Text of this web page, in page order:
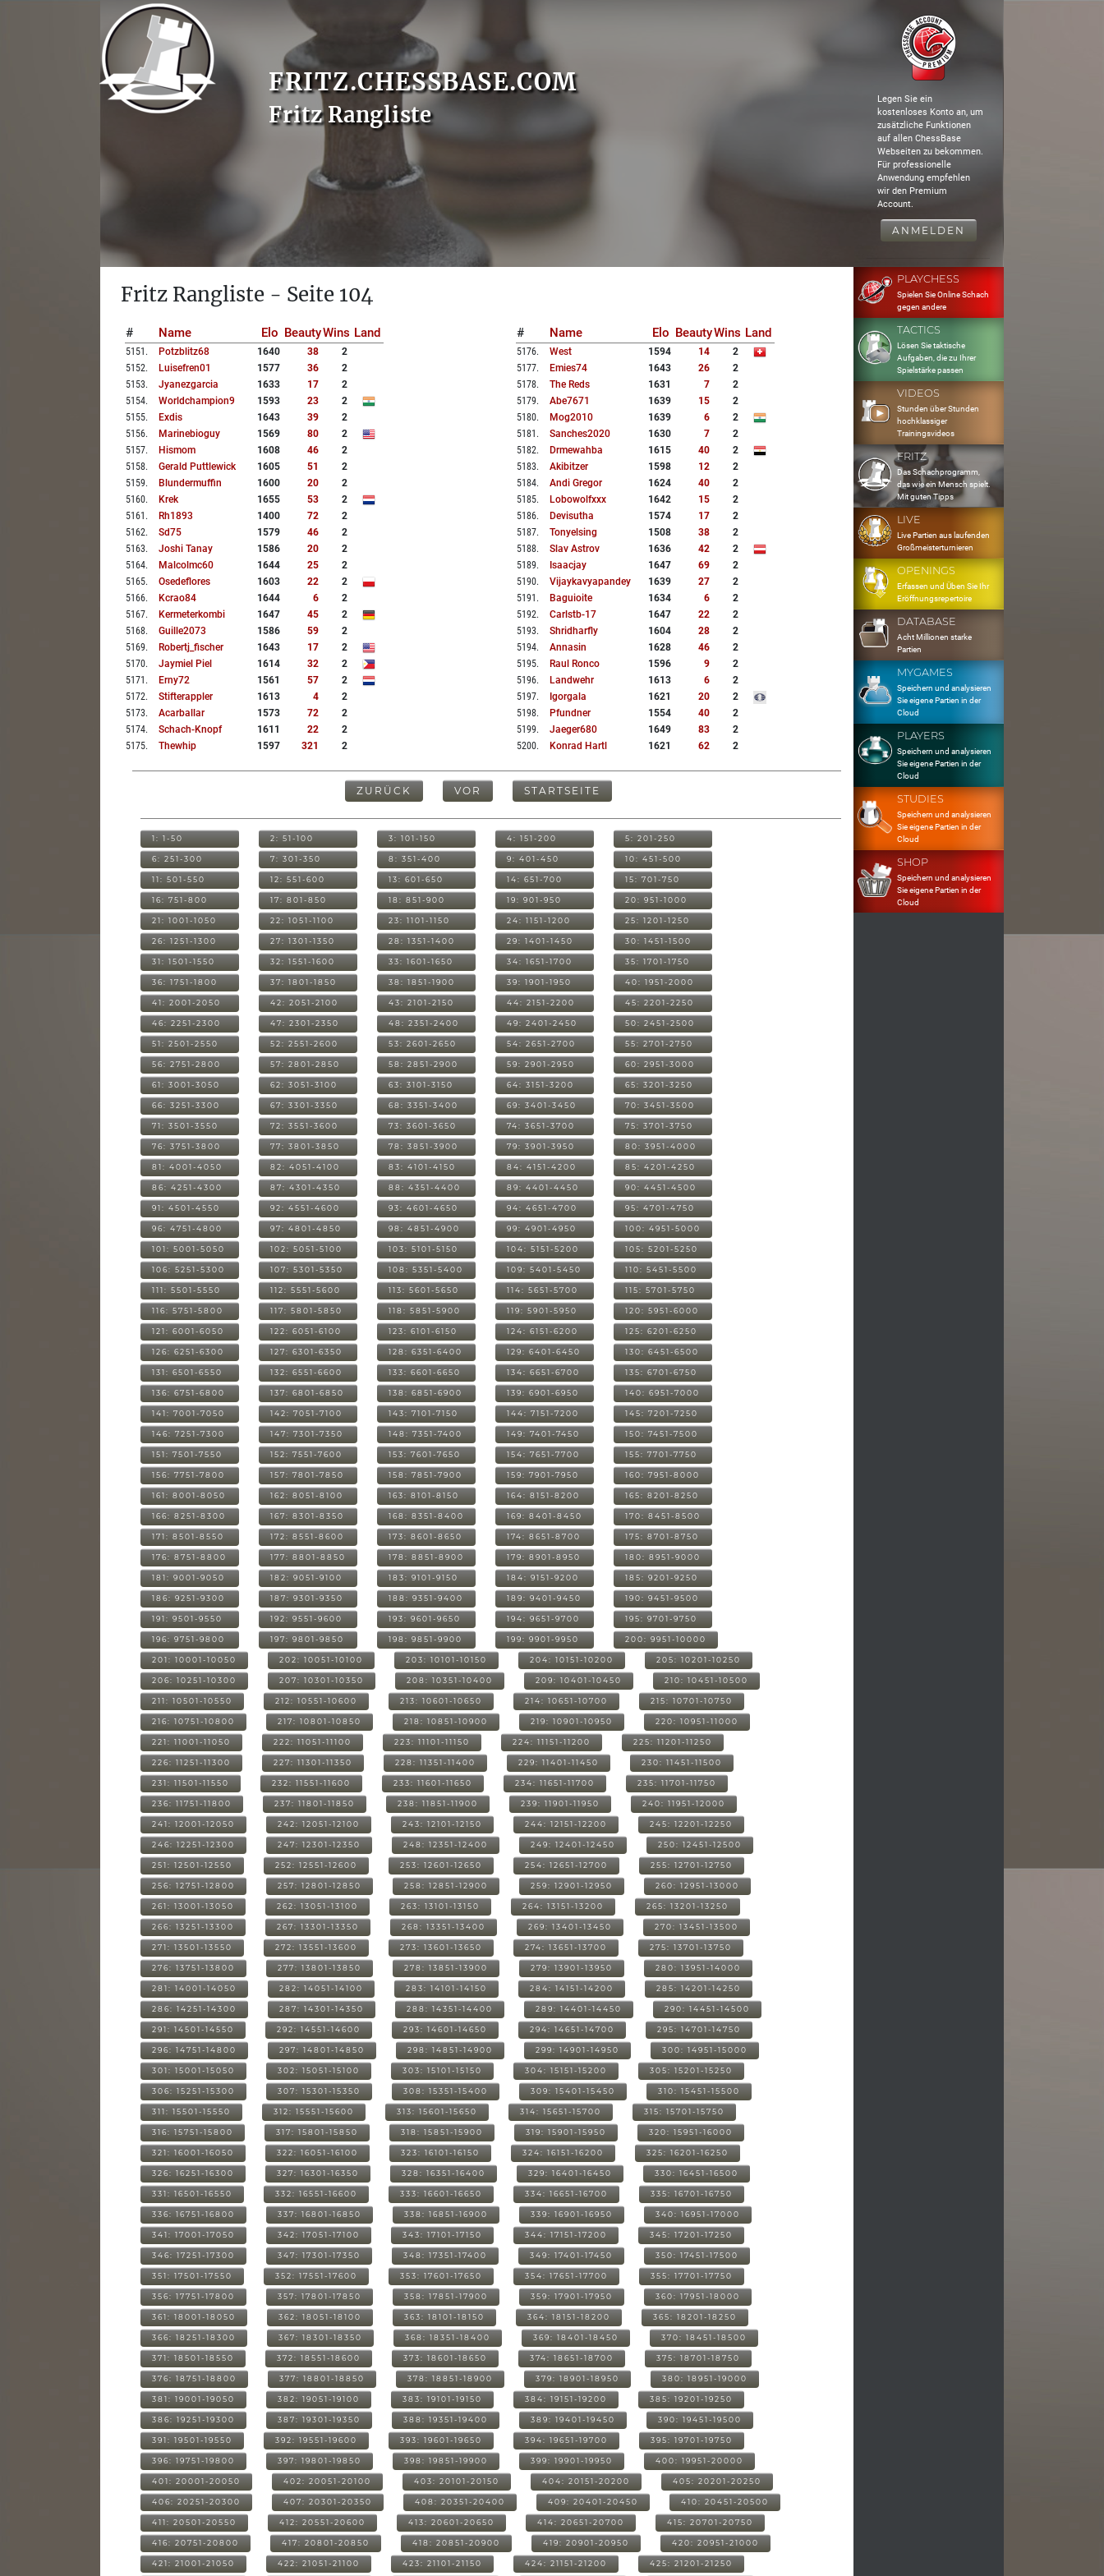
FRITZ.CHESSBASE.COM
Fritz Rangliste
Legen Sie ein
kostenloses Konto an, um
zusätzliche Funktionen
auf allen ChessBase
Webseiten zu bekommen.
Für professionelle
Anwendung empfehlen
wir den Premium
Account.
ANMELDEN
Fritz Rangliste - Seite 104
# Name Elo BeautyWins Land
5151 . Potzblitz68 1640 38
2
5152. Luisefren01 1577 36
2
5153. Jyanezgarcia 1633 17
2
5154. Worldchampion9 1593 23
2
5155. Exdis 1643 39
2
5156. Marinebioguy 1569 80
2
5157. Hismom 1608 46
2
5158. Gerald Puttlewick 1605 51
2
5159. Blundermuffin 1600 20
2
5160. Krek 1655 53
2
5161 . Rh1893 1400 72
2
5162. Sd75 1579 46
2
5163. Joshi Tanay 1586 20
2
5164. Malcolmc60 1644 25
2
5165. Osedeflores 1603 22
2
5166. Kcrao84 1644 6
2
5167. Kermeterkombi 1647 45
2
5168. Guille2073 1586 59
2
5169. Robertj_fischer 1643 17
2
5170. Jaymiel Piel 1614 32
2
5171 . Erny72 1561 57
2
5172. Stifterappler 1613 4
2
5173. Acarballar 1573 72
2
5174. Schach-Knopf 1611 22
2
5175. Thewhip 1597 321 2
# Name Elo BeautyWins Land
5176. West 1594 14
2
5177. Emies74 1643 26
2
5178. The Reds 1631 7
2
5179. Abe7671 1639 15
2
5180. Mog2010 1639 6
2
5181 . Sanches2020 1630 7
2
5182. Drmewahba 1615 40
2
5183. Akibitzer 1598 12
2
5184. Andi Gregor 1624 40
2
5185. Lobowolfxxx 1642 15
2
5186. Devisutha 1574 17
2
5187. Tonyelsing 1508 38
2
5188. Slav Astrov 1636 42
2
5189. Isaacjay 1647 69
2
5190. Vijaykavyapandey 1639 27
2
5191 . Baguioite 1634 6
2
5192. Carlstb-17 1647 22
2
5193. Shridharfly 1604 28
2
5194. Annasin 1628 46
2
5195. Raul Ronco 1596 9
2
5196. Landwehr 1613 6
2
5197. Igorgala 1621 20
2
5198. Pfundner 1554 40
2
5199. Jaeger680 1649 83
2
5200. Konrad Hartl 1621 62 2
ZURÜCK VOR STARTSEITE
1: 1-50 2: 51-100 3: 101-150 4: 151-200 5: 201-250
6: 251-300 7: 301-350 8: 351-400 9: 401-450 10: 451-500
11: 501-550 12: 551-600 13: 601-650 14: 651-700 15: 701-750
16: 751-800 17: 801-850 18: 851-900 19: 901-950 20: 951-1000
21: 1001-1050 22: 1051-1100 23: 1101-1150 24: 1151-1200 25: 1201-1250
26: 1251-1300 27: 1301-1350 28: 1351-1400 29: 1401-1450 30: 1451-1500
31: 1501-1550 32: 1551-1600 33: 1601-1650 34: 1651-1700 35: 1701-1750
36: 1751-1800 37: 1801-1850 38: 1851-1900 39: 1901-1950 40: 1951-2000
41: 2001-2050 42: 2051-2100 43: 2101-2150 44: 2151-2200 45: 2201-2250
46: 2251-2300 47: 2301-2350 48: 2351-2400 49: 2401-2450 50: 2451-2500
51: 2501-2550 52: 2551-2600 53: 2601-2650 54: 2651-2700 55: 2701-2750
56: 2751-2800 57: 2801-2850 58: 2851-2900 59: 2901-2950 60: 2951-3000
61: 3001-3050 62: 3051-3100 63: 3101-3150 64: 3151-3200 65: 3201-3250
66: 3251-3300 67: 3301-3350 68: 3351-3400 69: 3401-3450 70: 3451-3500
71: 3501-3550 72: 3551-3600 73: 3601-3650 74: 3651-3700 75: 3701-3750
76: 3751-3800 77: 3801-3850 78: 3851-3900 79: 3901-3950 80: 3951-4000
81: 4001-4050 82: 4051-4100 83: 4101-4150 84: 4151-4200 85: 4201-4250
86: 4251-4300 87: 4301-4350 88: 4351-4400 89: 4401-4450 90: 4451-4500
91: 4501-4550 92: 4551-4600 93: 4601-4650 94: 4651-4700 95: 4701-4750
96: 4751-4800 97: 4801-4850 98: 4851-4900 99: 4901-4950 100: 4951-5000
101: 5001-5050 102: 5051-5100 103: 5101-5150 104: 5151-5200 105: 5201-5250
106: 5251-5300 107: 5301-5350 108: 5351-5400 109: 5401-5450 110: 5451-5500
111: 5501-5550 112: 5551-5600 113: 5601-5650 114: 5651-5700 115: 5701-5750
116: 5751-5800 117: 5801-5850 118: 5851-5900 119: 5901-5950 120: 5951-6000
121: 6001-6050 122: 6051-6100 123: 6101-6150 124: 6151-6200 125: 6201-6250
126: 6251-6300 127: 6301-6350 128: 6351-6400 129: 6401-6450 130: 6451-6500
131: 6501-6550 132: 6551-6600 133: 6601-6650 134: 6651-6700 135: 6701-6750
136: 6751-6800 137: 6801-6850 138: 6851-6900 139: 6901-6950 140: 6951-7000
141: 7001-7050 142: 7051-7100 143: 7101-7150 144: 7151-7200 145: 7201-7250
146: 7251-7300 147: 7301-7350 148: 7351-7400 149: 7401-7450 150: 7451-7500
151: 7501-7550 152: 7551-7600 153: 7601-7650 154: 7651-7700 155: 7701-7750
156: 7751-7800 157: 7801-7850 158: 7851-7900 159: 7901-7950 160: 7951-8000
161: 8001-8050 162: 8051-8100 163: 8101-8150 164: 8151-8200 165: 8201-8250
166: 8251-8300 167: 8301-8350 168: 8351-8400 169: 8401-8450 170: 8451-8500
171: 8501-8550 172: 8551-8600 173: 8601-8650 174: 8651-8700 175: 8701-8750
176: 8751-8800 177: 8801-8850 178: 8851-8900 179: 8901-8950 180: 8951-9000
181: 9001-9050 182: 9051-9100 183: 9101-9150 184: 9151-9200 185: 9201-9250
186: 9251-9300 187: 9301-9350 188: 9351-9400 189: 9401-9450 190: 9451-9500
191: 9501-9550 192: 9551-9600 193: 9601-9650 194: 9651-9700 195: 9701-9750
196: 9751-9800 197: 9801-9850 198: 9851-9900 199: 9901-9950 200: 9951-10000
201: 10001-10050 202: 10051-10100 203: 10101-10150 204: 10151-10200 205: 10201-10250
206: 10251-10300 207: 10301-10350 208: 10351-10400 209: 10401-10450 210: 10451-10500
211: 10501-10550 212: 10551-10600 213: 10601-10650 214: 10651-10700 215: 10701-10750
216: 10751-10800 217: 10801-10850 218: 10851-10900 219: 10901-10950 220: 10951-11000
221: 11001-11050 222: 11051-11100 223: 11101-11150 224: 11151-11200 225: 11201-11250
226: 11251-11300 227: 11301-11350 228: 11351-11400 229: 11401-11450 230: 11451-11500
231: 11501-11550 232: 11551-11600 233: 11601-11650 234: 11651-11700 235: 11701-11750
236: 11751-11800 237: 11801-11850 238: 11851-11900 239: 11901-11950 240: 11951-12000
241: 12001-12050 242: 12051-12100 243: 12101-12150 244: 12151-12200 245: 12201-12250
246: 12251-12300 247: 12301-12350 248: 12351-12400 249: 12401-12450 250: 12451-12500
251: 12501-12550 252: 12551-12600 253: 12601-12650 254: 12651-12700 255: 12701-12750
256: 12751-12800 257: 12801-12850 258: 12851-12900 259: 12901-12950 260: 12951-13000
261: 13001-13050 262: 13051-13100 263: 13101-13150 264: 13151-13200 265: 13201-13250
266: 13251-13300 267: 13301-13350 268: 13351-13400 269: 13401-13450 270: 13451-13500
271: 13501-13550 272: 13551-13600 273: 13601-13650 274: 13651-13700 275: 13701-13750
276: 13751-13800 277: 13801-13850 278: 13851-13900 279: 13901-13950 280: 13951-14000
281: 14001-14050 282: 14051-14100 283: 14101-14150 284: 14151-14200 285: 14201-14250
286: 14251-14300 287: 14301-14350 288: 14351-14400 289: 14401-14450 290: 14451-14500
291: 14501-14550 292: 14551-14600 293: 14601-14650 294: 14651-14700 295: 14701-14750
296: 14751-14800 297: 14801-14850 298: 14851-14900 299: 14901-14950 300: 14951-15000
301: 15001-15050 302: 15051-15100 303: 15101-15150 304: 15151-15200 305: 15201-15250
306: 15251-15300 307: 15301-15350 308: 15351-15400 309: 15401-15450 310: 15451-15500
311: 15501-15550 312: 15551-15600 313: 15601-15650 314: 15651-15700 315: 15701-15750
316: 15751-15800 317: 15801-15850 318: 15851-15900 319: 15901-15950 320: 15951-16000
321: 16001-16050 322: 16051-16100 323: 16101-16150 324: 16151-16200 325: 16201-16250
326: 16251-16300 327: 16301-16350 328: 16351-16400 329: 16401-16450 330: 16451-16500
331: 16501-16550 332: 16551-16600 333: 16601-16650 334: 16651-16700 335: 16701-16750
336: 16751-16800 337: 16801-16850 338: 16851-16900 339: 16901-16950 340: 16951-17000
341: 17001-17050 342: 17051-17100 343: 17101-17150 344: 17151-17200 345: 17201-17250
346: 17251-17300 347: 17301-17350 348: 17351-17400 349: 17401-17450 350: 17451-17500
351: 17501-17550 352: 17551-17600 353: 17601-17650 354: 17651-17700 355: 17701-17750
356: 17751-17800 357: 17801-17850 358: 17851-17900 359: 17901-17950 360: 17951-18000
361: 18001-18050 362: 18051-18100 363: 18101-18150 364: 18151-18200 365: 18201-18250
366: 18251-18300 367: 18301-18350 368: 18351-18400 369: 18401-18450 370: 18451-18500
371: 18501-18550 372: 18551-18600 373: 18601-18650 374: 18651-18700 375: 18701-18750
376: 18751-18800 377: 18801-18850 378: 18851-18900 379: 18901-18950 380: 18951-19000
381: 19001-19050 382: 19051-19100 383: 19101-19150 384: 19151-19200 385: 19201-19250
386: 19251-19300 387: 19301-19350 388: 19351-19400 389: 19401-19450 390: 19451-19500
391: 19501-19550 392: 19551-19600 393: 19601-19650 394: 19651-19700 395: 19701-19750
396: 19751-19800 397: 19801-19850 398: 19851-19900 399: 19901-19950 400: 19951-20000
401: 20001-20050 402: 20051-20100 403: 20101-20150 404: 20151-20200 405: 20201-20250
406: 20251-20300 407: 20301-20350 408: 20351-20400 409: 20401-20450 410: 20451-20500
411: 20501-20550 412: 20551-20600 413: 20601-20650 414: 20651-20700 415: 20701-20750
416: 20751-20800 417: 20801-20850 418: 20851-20900 419: 20901-20950 420: 20951-21000
421: 21001-21050 422: 21051-21100 423: 21101-21150 424: 21151-21200 425: 21201-21250
PLAYCHESS
Spielen Sie Online Schach
gegen andere
TACTICS
Lösen Sie taktische
Aufgaben, die zu Ihrer
Spielstärke passen
VIDEOS
Stunden über Stunden
hochklassiger
Trainingsvideos
FRITZ
Das Schachprogramm,
das wie ein Mensch spielt.
Mit guten Tipps
LIVE
Live Partien aus laufenden
Großmeisterturnieren
OPENINGS
Erfassen und Üben Sie Ihr
Eröffnungsrepertoire
DATABASE
Acht Millionen starke
Partien
MYGAMES
Speichern und analysieren
Sie eigene Partien in der
Cloud
PLAYERS
Speichern und analysieren
Sie eigene Partien in der
Cloud
STUDIES
Speichern und analysieren
Sie eigene Partien in der
Cloud
SHOP
Speichern und analysieren
Sie eigene Partien in der
Cloud